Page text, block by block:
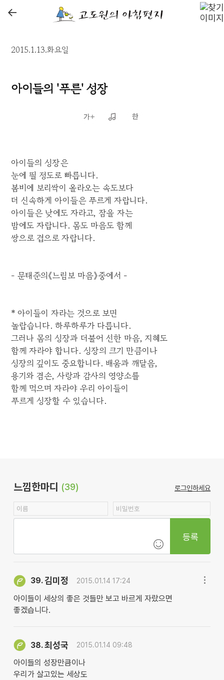
←
2015.1.13.화요일
아이들의 '푸른' 성장
아이들의 성장은
눈에 띌 정도로 빠릅니다.
봄비에 보리싹이 올라오는 속도보다
더 신속하게 아이들은 푸르게 자랍니다.
아이들은 낮에도 자라고, 잠을 자는
밤에도 자랍니다. 몸도 마음도 함께
쌍으로 겹으로 자랍니다.
- 문태준의《느림보 마음》중에서 -
* 아이들이 자라는 것으로 보면
놀랍습니다. 하루하루가 다릅니다.
그러나 몸의 성장과 더불어 선한 마음, 지혜도
함께 자라야 합니다. 성장의 크기 만큼이나
성장의 깊이도 중요합니다. 배움과 깨달음,
용기와 겸손, 사랑과 감사의 영양소를
함께 먹으며 자라야 우리 아이들이
푸르게 성장할 수 있습니다.
느낌한마디 (39) 로그인하세요
등록
39.김미정 2015.01.14 17:24
아이들이 세상의 좋은 것들만 보고 바르게 자랐으면
좋겠습니다.
38.최성국 2015.01.14 09:48
아이들의 성장만큼이나
우리가 살고있는 세상도